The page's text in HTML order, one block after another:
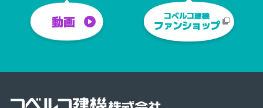
動画 コベルコ建機
ファンショップ